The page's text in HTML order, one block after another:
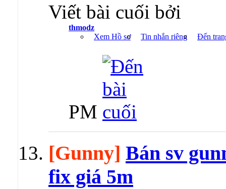
Viết bài cuối bởi
thmodz
Xem Hồ sơ
Tin nhắn riêng Đến
PM
[Gunny] Bán sv
fix giá 5m